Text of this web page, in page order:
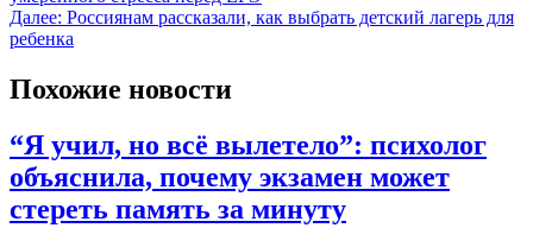
Далее: Россиянам рассказали, как выбрать детский лагерь для
ребенка
Похожие новости
“Я учил, но всё вылетело”: психолог
объяснила, почему экзамен может
стереть память за минуту